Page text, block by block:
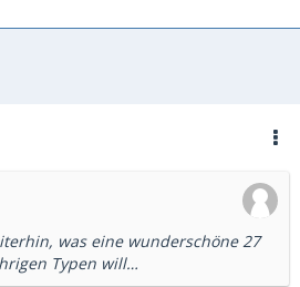
was eine wunderschöne 27
Typen will…